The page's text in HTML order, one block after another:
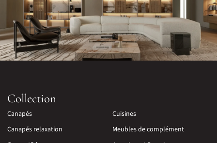
Collection
Canapés
Canapés relaxation
Cuisines
Meubles de complément